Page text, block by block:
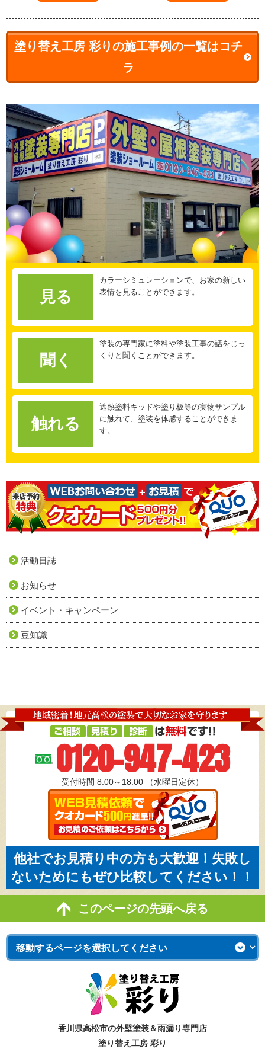
塗り替え工房 彩りの施工事例の一覧はコチ
ラ
見る
カラーシミュレーションで、お家の新しい
表情を見ることができます。
聞く
塗装の専門家に塗料や塗装工事の話をじっ
くりと聞くことができます。
触れる
遮熱塗料キッドや塗り板等の実物サンプル
に触れて、塗装を体感することができま
す。
活動日誌
お知らせ
イベント・キャンペーン
豆知識
0120-947-423
受付時間 8:00～18:00 （水曜日定休）
他社でお見積り中の方も大歓迎！失敗し
ないためにもぜひ比較してください！！
このページの先頭へ戻る
香川県高松市の外壁塗装＆雨漏り専門店
塗り替え工房 彩り